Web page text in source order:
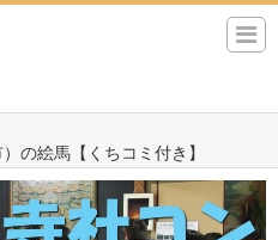
の絵馬【くちコミ付き】